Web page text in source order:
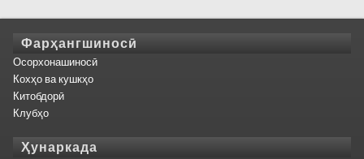
Фарҳангшиносӣ
Осорхонашиносӣ
Кохҳо ва кушкҳо
Китобдорӣ
Клубҳо
Ҳунаркада